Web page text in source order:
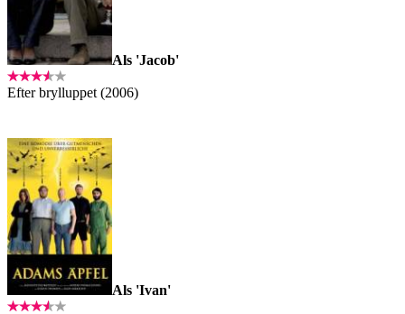
Als 'Jacob'
Efter brylluppet (2006)
Als 'Ivan'